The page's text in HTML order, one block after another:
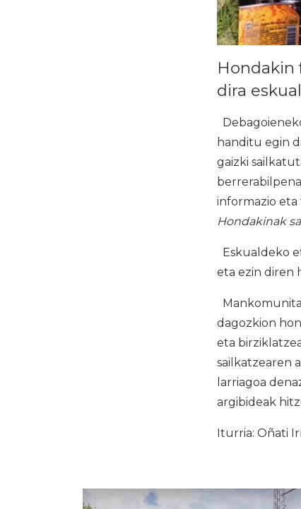
Hondakin
dira
handitu egin
gaizki
informazio
Hondakinak
Eskualdeko
eta ezin diren
dagozkion
eta
sailkatzearen
larriagoa
argibideak
Iturria: Oñati